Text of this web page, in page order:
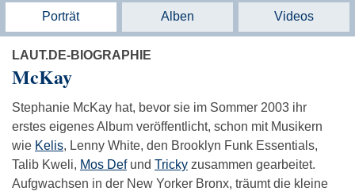
Porträt Alben Videos
LAUT.DE-BIOGRAPHIE
McKay
Stephanie McKay hat, bevor sie im Sommer 2003 ihr
erstes eigenes Album veröffentlicht, schon mit Musikern
wie Kelis, Lenny White, den Brooklyn Funk Essentials,
Talib Kweli, Mos Defund Tricky zusammen gearbeitet.
Aufgwachsen in der New Yorker Bronx, träumt die kleine